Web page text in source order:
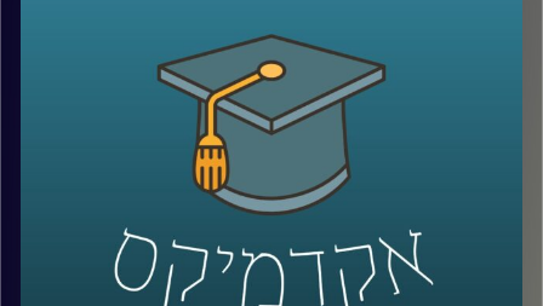
החלטות של הממשלה או שריה. תיקון הסבירות עבר ובוטל,
ורבים חשבו שזוהי סופה של הרפורמה, אלא שבימים אלו ניכר
שמנסים לקדמה שובאז מה קורה עם הרפורמה, מה הקואליציה
מנסה להשיג, היתרונות והחסרונות והאם וכיצד בכלל ראוי
בסוגיות האלו ויותר נדון היום עם פרופ׳ יניב רוזנאי,פרופ׳ חבר
וסגן הדיקן בבית ספר הארי רדזינר למשפטים, ומנהל משותף
של מרכז רובינשטיין לאתגרים חוקתיים.